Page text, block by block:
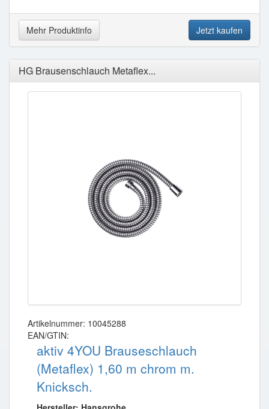
Mehr Produktinfo Jetzt kaufen
HG Brausenschlauch Metaflex...
Artikelnummer: 10045288
EAN/GTIN:
aktiv 4YOU Brauseschlauch
(Metaflex) 1,60 m chrom m.
Knicksch.